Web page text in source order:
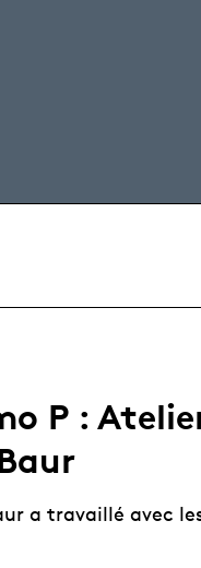
P :
a travaillé avec